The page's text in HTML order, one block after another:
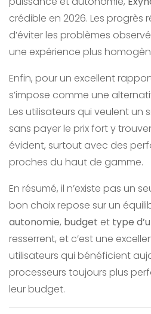
crédible en 2026. Les progrès
d’éviter les problèmes
une expérience plus
Enfin, pour un excellent
s’impose comme une
Les utilisateurs qui veulent un
sans payer le prix fort y
évident, surtout avec des
proches du haut de gamme.
En résumé, il n’existe pas un
bon choix repose sur un
autonomie, budget et type
resserrent, et c’est une
utilisateurs qui bénéficient
processeurs toujours plus
leur budget.